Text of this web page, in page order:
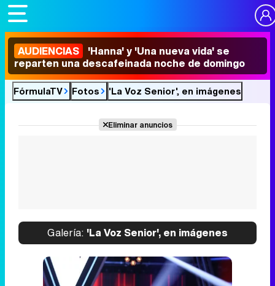
AUDIENCIAS 'Hanna' y 'Una nueva vida' se
reparten una descafeinada noche de domingo
FórmulaTV Fotos 'La Voz Senior', en imágenes
Eliminar anuncios
Galería: 'La Voz Senior', en imágenes